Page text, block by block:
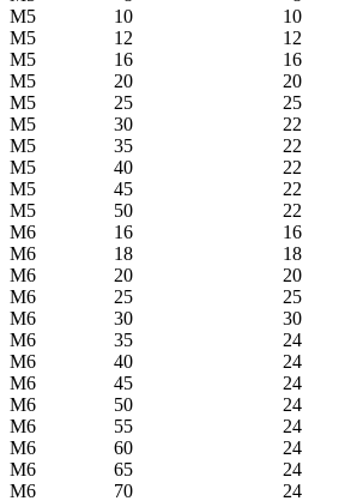
М5
10
10
М5
12
12
М5
16
16
М5
20
20
М5
25
25
М5
30
22
М5
35
22
М5
40
22
М5
45
22
М5
50
22
М6
16
16
М6
18
18
М6
20
20
М6
25
25
М6
30
30
М6
35
24
М6
40
24
М6
45
24
М6
50
24
М6
55
24
М6
60
24
М6
65
24
М6
70
24